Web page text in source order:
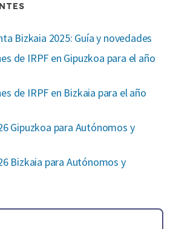
Bizkaia 2025: Guía y novedades
de IRPF en Gipuzkoa para el año
de IRPF en Bizkaia para el año
Gipuzkoa para Autónomos y
Bizkaia para Autónomos y